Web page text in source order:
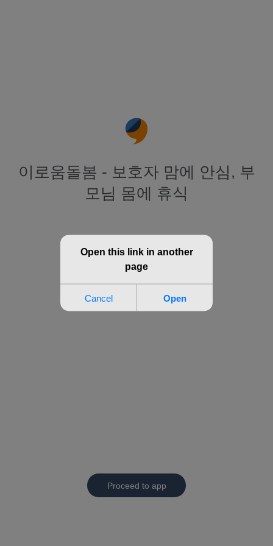
이로움돌봄 - 보호자 맘에 안심, 부
모님 몸에 휴식
Proceed to app